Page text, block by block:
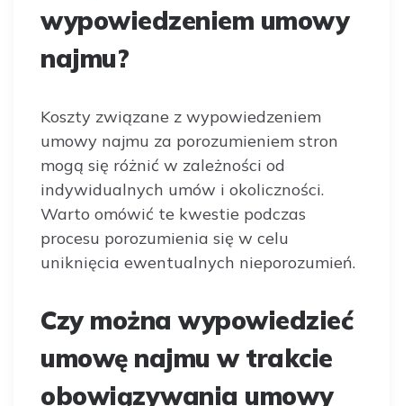
wypowiedzeniem umowy
najmu?
Koszty związane z wypowiedzeniem
umowy najmu za porozumieniem stron
mogą się różnić w zależności od
indywidualnych umów i okoliczności.
Warto omówić te kwestie podczas
procesu porozumienia się w celu
uniknięcia ewentualnych nieporozumień.
Czy można wypowiedzieć
umowę najmu w trakcie
obowiązywania umowy